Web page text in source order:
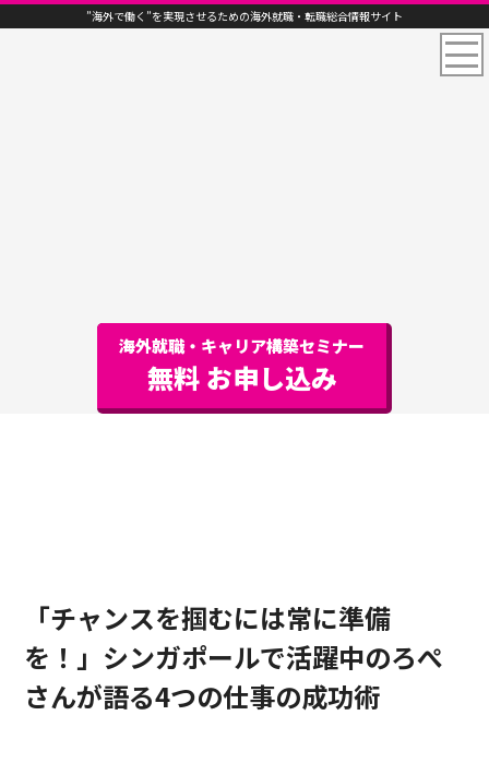
”海外で働く”を実現させるための海外就職・転職総合情報サイト
海外就職・キャリア構築セミナー
無料 お申し込み
「チャンスを掴むには常に準備
を！」シンガポールで活躍中のろぺ
さんが語る4つの仕事の成功術